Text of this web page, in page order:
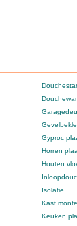
Gyproc
Horren
Houten
Isolatie
Kast
Keuken